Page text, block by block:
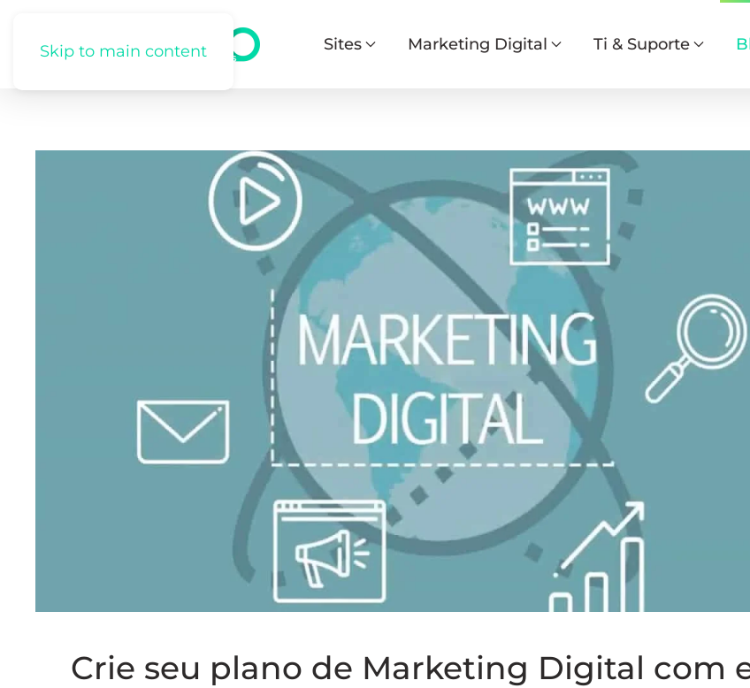
Skip to main content Sites Marketing Digital Ti & Suporte
Crie seu plano de Marketing Digital com